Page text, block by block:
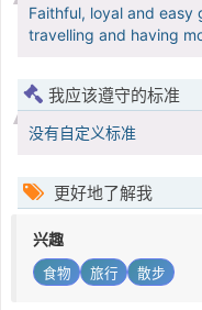
Faithful, loyal and easy
travelling and having
我应该遵守的标准
没有自定义标准
更好地了解我
兴趣
食物 旅行 散步